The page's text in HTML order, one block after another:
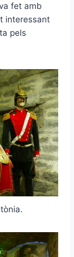
fet amb
interessant
pels